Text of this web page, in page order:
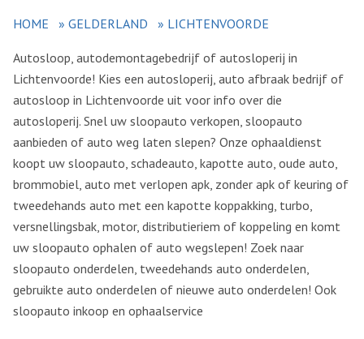
HOME » GELDERLAND » LICHTENVOORDE
Autosloop, autodemontagebedrijf of autosloperij in
Lichtenvoorde! Kies een autosloperij, auto afbraak bedrijf of
autosloop in Lichtenvoorde uit voor info over die
autosloperij. Snel uw sloopauto verkopen, sloopauto
aanbieden of auto weg laten slepen? Onze ophaaldienst
koopt uw sloopauto, schadeauto, kapotte auto, oude auto,
brommobiel, auto met verlopen apk, zonder apk of keuring of
tweedehands auto met een kapotte koppakking, turbo,
versnellingsbak, motor, distributieriem of koppeling en komt
uw sloopauto ophalen of auto wegslepen! Zoek naar
sloopauto onderdelen, tweedehands auto onderdelen,
gebruikte auto onderdelen of nieuwe auto onderdelen! Ook
sloopauto inkoop en ophaalservice